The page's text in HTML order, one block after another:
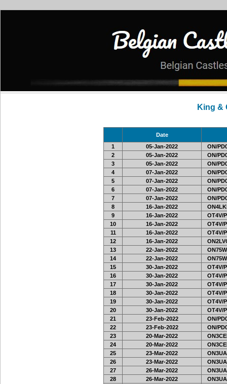
King &
Date
1
05-Jan-2022
ON/
2
05-Jan-2022
ON/
3
05-Jan-2022
ON/
4
07-Jan-2022
ON/
5
07-Jan-2022
ON/
6
07-Jan-2022
ON/
7
07-Jan-2022
ON/
8
16-Jan-2022
9
16-Jan-2022
OT4V/P
10
16-Jan-2022
OT4V/P
11
16-Jan-2022
OT4V/P
12
16-Jan-2022
13
22-Jan-2022
14
22-Jan-2022
15
30-Jan-2022
OT4V/P
16
30-Jan-2022
OT4V/P
17
30-Jan-2022
OT4V/P
18
30-Jan-2022
OT4V/P
19
30-Jan-2022
OT4V/P
20
30-Jan-2022
OT4V/P
21
23-Feb-2022
ON/
22
23-Feb-2022
ON/
23
20-Mar-2022
24
20-Mar-2022
25
23-Mar-2022
26
23-Mar-2022
27
26-Mar-2022
28
26-Mar-2022